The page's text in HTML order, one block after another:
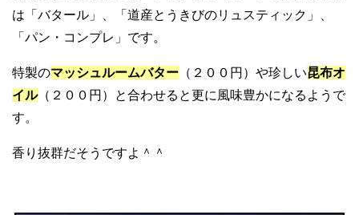
は「バタール」、「道産とうきびのリュスティック」、
「パン・コンプレ」です。
特製のマッシュルームバター （２００円）や珍しい昆布オ
イル（２００円）と合わせると更に風味豊かになるようで
す。
香り抜群だそうですよ＾＾